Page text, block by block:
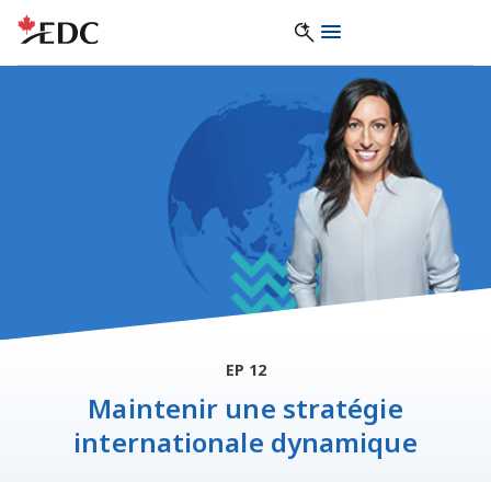
EP 12
Maintenir une stratégie
internationale dynamique